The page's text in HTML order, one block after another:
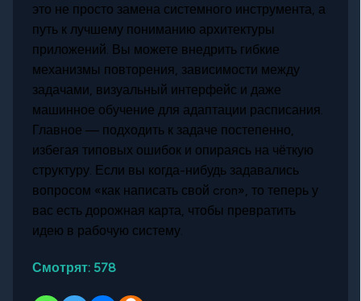
это не просто замена системного инструмента, а
путь к лучшему пониманию архитектуры
приложений. Вы можете внедрить гибкие
механизмы повторения, зависимости между
задачами, визуальный интерфейс и даже
машинное обучение для адаптации расписания.
Главное — подходить к задаче постепенно,
избегая типовых ошибок и опираясь на чёткую
структуру. Если вы когда-нибудь задавались
вопросом «как написать свой cron», то теперь у
вас есть дорожная карта, чтобы превратить
идею в рабочую систему.
Смотрят: 578